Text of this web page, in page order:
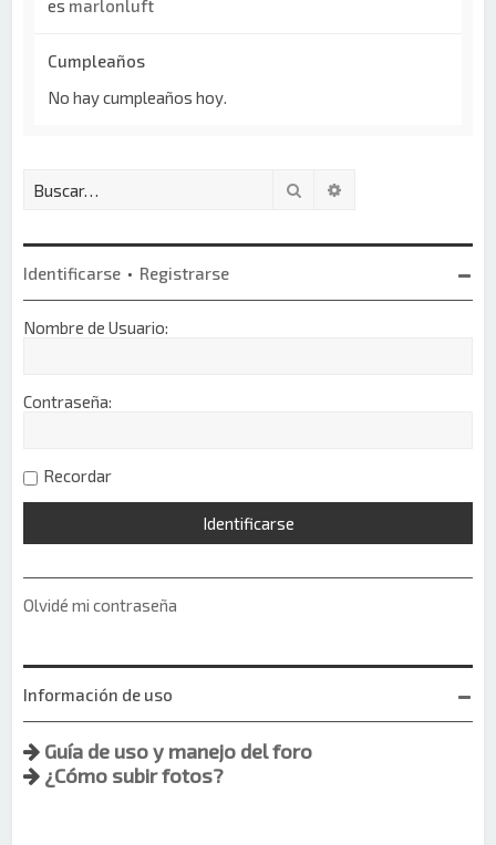
es marlonluft
Cumpleaños
No hay cumpleaños hoy.
Buscar
Identificarse • Registrarse
Nombre de Usuario:
Contraseña:
Recordar
Olvidé mi contraseña
Información de uso
Guía de uso y manejo del foro
¿Cómo subir fotos?